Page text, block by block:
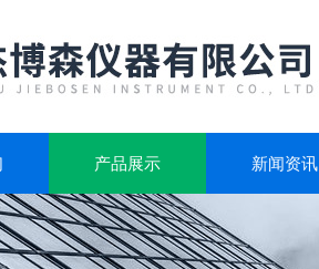
产品展示 新闻资讯